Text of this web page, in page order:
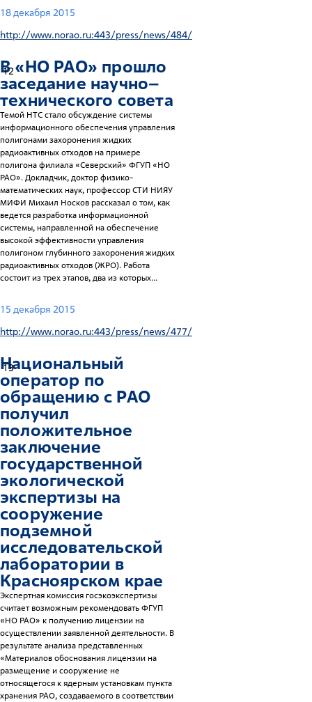
18 декабря 2015
http://www.norao.ru:443/press/news/484/
12
В «НО РАО» прошло
заседание научно–
технического совета
Темой НТС стало обсуждение системы
информационного обеспечения управления
полигонами захоронения жидких
радиоактивных отходов на примере
полигона филиала «Северский» ФГУП «НО
РАО». Докладчик, доктор физико-
математических наук, профессор СТИ НИЯУ
МИФИ Михаил Носков рассказал о том, как
ведется разработка информационной
системы, направленной на обеспечение
высокой эффективности управления
полигоном глубинного захоронения жидких
радиоактивных отходов (ЖРО). Работа
состоит из трех этапов, два из которых...
15 декабря 2015
http://www.norao.ru:443/press/news/477/
13
Национальный
оператор по
обращению с РАО
получил
положительное
заключение
государственной
экологической
экспертизы на
сооружение
подземной
исследовательской
лаборатории в
Красноярском крае
Экспертная комиссия госэкоэкспертизы
считает возможным рекомендовать ФГУП
«НО РАО» к получению лицензии на
осуществлении заявленной деятельности. В
результате анализа представленных
«Материалов обоснования лицензии на
размещение и сооружение не
относящегося к ядерным установкам пункта
хранения РАО, создаваемого в соответствии